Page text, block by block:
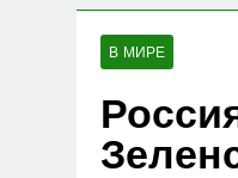
В МИРЕ